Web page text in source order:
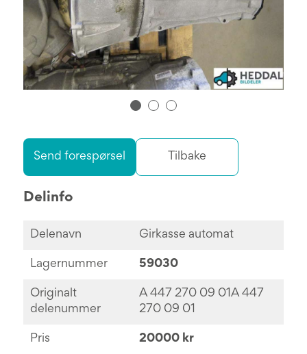
Send forespørsel Tilbake
Delinfo
Delenavn Girkasse automat
Lagernummer 59030
Originalt
delenummer
A 447 270 09 01A 447
270 09 01
Pris 20000 kr